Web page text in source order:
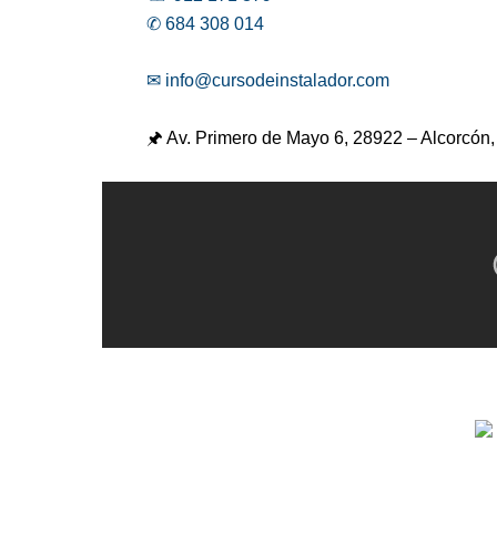
✆ 684 308 014
✉ info@cursodeinstalador.com
🖈 Av. Primero de Mayo 6, 28922 –